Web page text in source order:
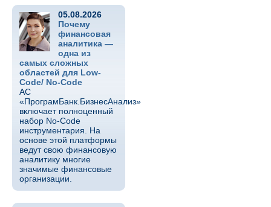
05.08.2026
Почему
финансовая
аналитика —
одна из
самых сложных
областей для Low-
Code/ No-Code
АС
«ПрограмБанк.БизнесАнализ»
включает полноценный
набор No-Code
инструментария. На
основе этой платформы
ведут свою финансовую
аналитику многие
значимые финансовые
организации.